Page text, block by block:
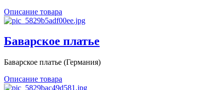
Описание товара
Баварское платье
Баварское платье (Германия)
Описание товара